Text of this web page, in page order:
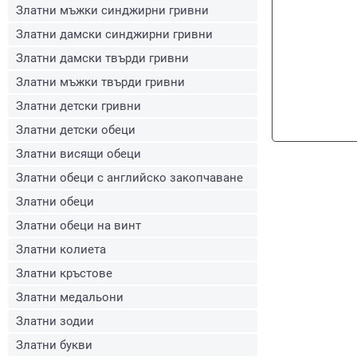
Златни мъжки синджирни гривни
Златни дамски синджирни гривни
Златни дамски твърди гривни
Златни мъжки твърди гривни
Златни детски гривни
Златни детски обеци
Златни висящи обеци
Златни обеци с английско закопчаване
Златни обеци
Златни обеци на винт
Златни колиета
Златни кръстове
Златни медальони
Златни зодии
Златни букви